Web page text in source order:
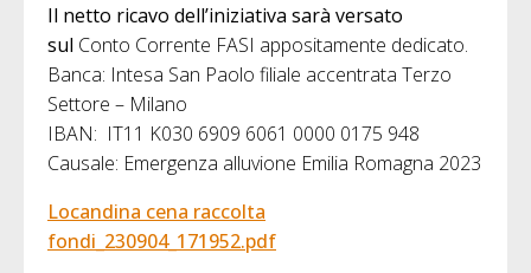
Il netto ricavo dell’iniziativa sarà versato
sul Conto Corrente FASI appositamente dedicato.
Banca: Intesa San Paolo filiale accentrata Terzo
Settore – Milano
IBAN: IT11 K030 6909 6061 0000 0175 948
Causale: Emergenza alluvione Emilia Romagna 2023
Locandina cena raccolta
fondi_230904_171952.pdf